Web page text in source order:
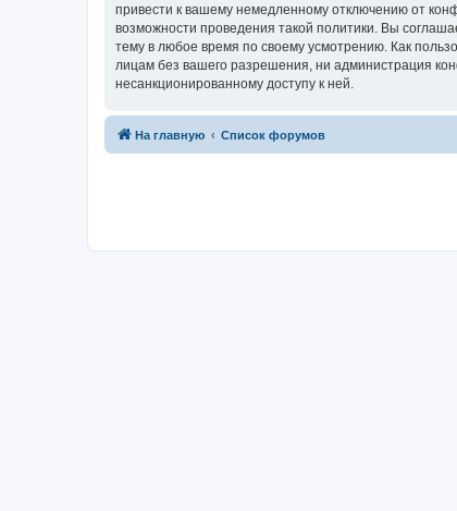
привести к вашему немедленному отключению от
возможности проведения такой политики. Вы
тему в любое время по своему усмотрению. Как
лицам без вашего разрешения, ни администрация
несанкционированному доступу к ней.
На главную Список форумов